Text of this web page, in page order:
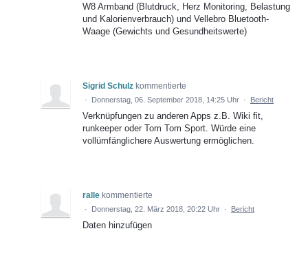
W8 Armband (Blutdruck, Herz Monitoring, Belastung
und Kalorienverbrauch) und Vellebro Bluetooth-
Waage (Gewichts und Gesundheitswerte)
Sigrid Schulz kommentierte
· Donnerstag, 06. September 2018, 14:25 Uhr · Bericht
Verknüpfungen zu anderen Apps z.B. Wiki fit,
runkeeper oder Tom Tom Sport. Würde eine
vollümfänglichere Auswertung ermöglichen.
ralle kommentierte
· Donnerstag, 22. März 2018, 20:22 Uhr · Bericht
Daten hinzufügen